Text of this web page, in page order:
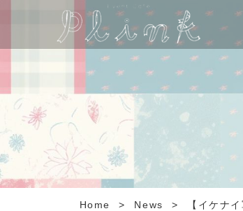
Home > News > 【イケナ